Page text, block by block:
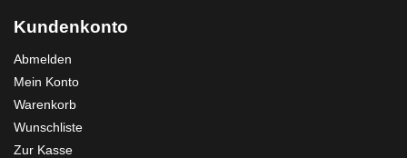
Kundenkonto
Abmelden
Mein Konto
Warenkorb
Wunschliste
Zur Kasse